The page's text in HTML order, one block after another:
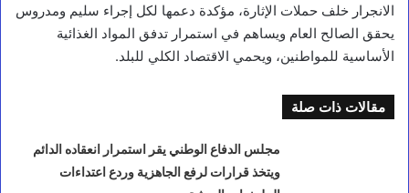
الانجرار خلف حملات الإثارة، مؤكدة دعمها لكل إجراء سليم ومدروس
يحقق الصالح العام ويساهم في استمرار تدفق المواد الغذائية
الأساسية للمواطنين، ويحمي الاقتصاد الكلي للبلد.
مقالات ذات صلة
مجلس الدفاع الوطني يقر استمرار انعقاده الدائم
ويتخذ قرارات لرفع الجاهزية وردع اعتداءات